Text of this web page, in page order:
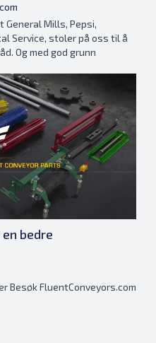
General Mills, Pepsi,
Service, stoler på oss til å
Og med god grunn
bedre
Besøk FluentConveyors.com